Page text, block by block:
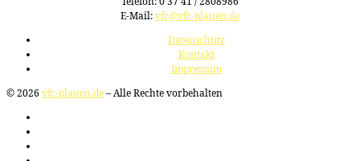
E-Mail:vfc@vfc-plauen.de
Datenschutz
Kontakt
Impressum
© 2026 vfc-plauen.de– Alle Rechte vorbehalten